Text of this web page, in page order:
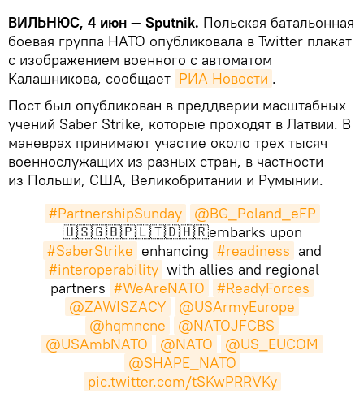
ВИЛЬНЮС, 4 июн — Sputnik. Польская батальонная
боевая группа НАТО опубликовала в Twitter плакат
с изображением военного с автоматом
Калашникова, сообщает РИА Новости .
Пост был опубликован в преддверии масштабных
учений Saber Strike, которые проходят в Латвии. В
маневрах принимают участие около трех тысяч
военнослужащих из разных стран, в частности
из Польши, США, Великобритании и Румынии.
#PartnershipSunday
@BG_Poland_eFP
🇺🇸🇬🇧🇵🇱🇹🇩🇭🇷embarks upon
#SaberStrike enhancing #readiness and
#interoperability with allies and regional
partners #WeAreNATO
#ReadyForces
@ZAWISZACY
@USArmyEurope
@hqmncne
@NATOJFCBS
@USAmbNATO
@NATO
@US_EUCOM
@SHAPE_NATO
pic.twitter.com/tSKwPRRVKy